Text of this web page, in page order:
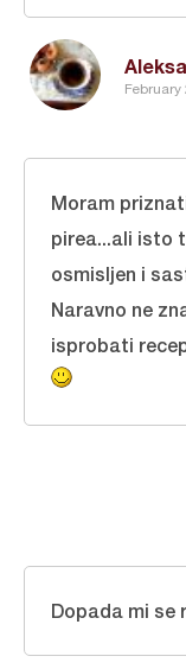
Moram
pirea...ali isto
osmisljen i
Naravno ne
isprobati
Dopada mi